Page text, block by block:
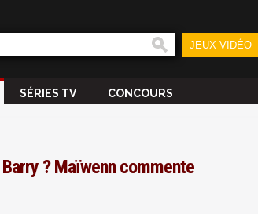
JEUX VIDÉO
SÉRIES TV CONCOURS
? Maïwenn commente